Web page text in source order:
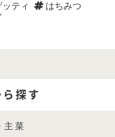
ティ
はちみつ
探す
主菜